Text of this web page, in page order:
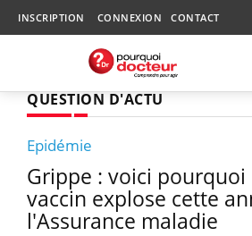
INSCRIPTION CONNEXION CONTACT
QUESTION D'ACTU
Epidémie
Grippe : voici
vaccin explose cette
l'Assurance maladie